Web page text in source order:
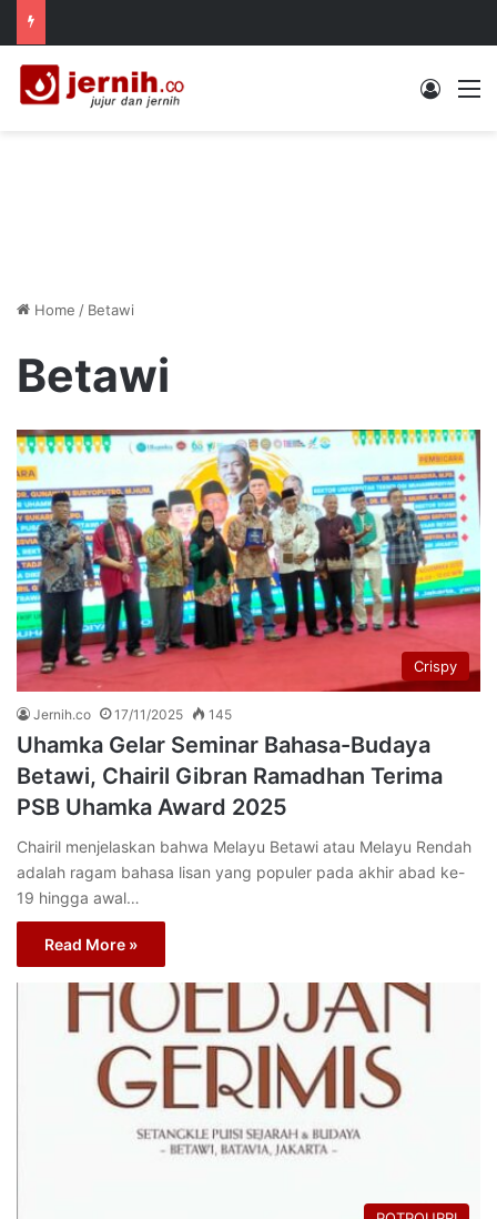
Log In
Home / Betawi
Betawi
Crispy
Jernih.co 17/11/2025 145
Uhamka Gelar Seminar Bahasa-Budaya
Betawi, Chairil Gibran Ramadhan Terima
PSB Uhamka Award 2025
Chairil menjelaskan bahwa Melayu Betawi atau Melayu Rendah
adalah ragam bahasa lisan yang populer pada akhir abad ke-
19 hingga awal…
Read More »